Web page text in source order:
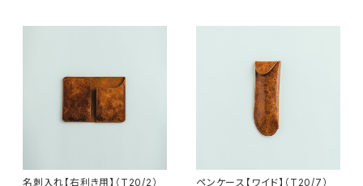
名刺入れ【右利き用】（T20/2） ペンケース【ワイド】（T20/7）